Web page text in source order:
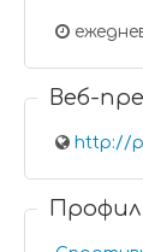
Веб-
http://